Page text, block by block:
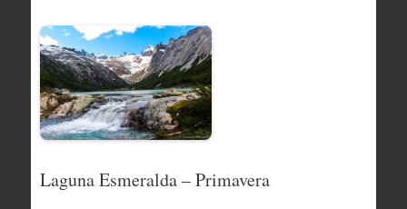
Laguna Esmeralda – Primavera